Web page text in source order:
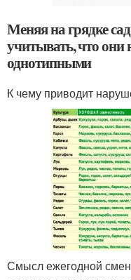
Меняя на грядке
учитывать, что
однотипными
К чему приводит
Смысл ежегодной